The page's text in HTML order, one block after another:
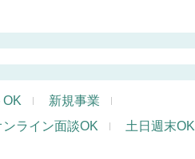
OK
新規事業
ンライン面談OK
土日週末OK